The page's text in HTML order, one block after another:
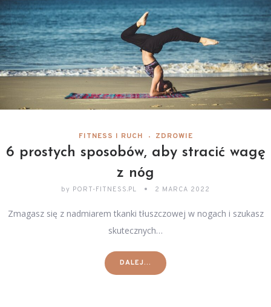
FITNESS I RUCH ZDROWIE
6 prostych sposobów, aby stracić wagę
z nóg
by PORT-FITNESS.PL 2 MARCA 2022
Zmagasz się z nadmiarem tkanki tłuszczowej w nogach i szukasz
skutecznych…
DALEJ...